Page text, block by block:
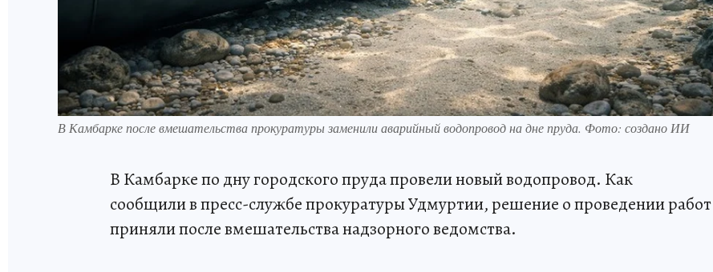
В Камбарке после вмешательства прокуратуры заменили аварийный водопровод на дне пруда. Фото: создано ИИ
В Камбарке по дну городского пруда провели новый водопровод. Как
сообщили в пресс-службе прокуратуры Удмуртии, решение о проведении работ
приняли после вмешательства надзорного ведомства.